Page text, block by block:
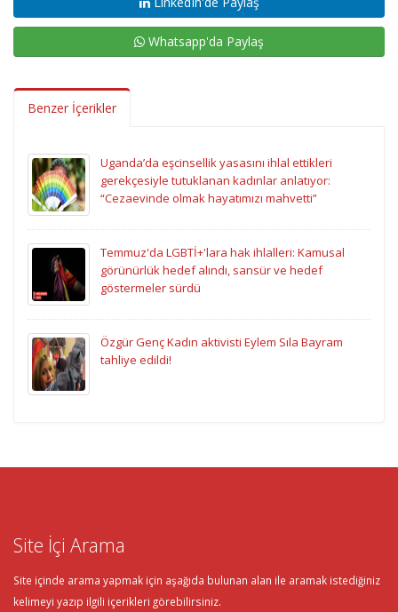
Whatsapp'da Paylaş
Benzer İçerikler
Uganda’da eşcinsellik yasasını ihlal ettikleri
gerekçesiyle tutuklanan kadınlar anlatıyor:
“Cezaevinde olmak hayatımızı mahvetti”
Temmuz'da LGBTİ+'lara hak ihlalleri: Kamusal
görünürlük hedef alındı, sansür ve hedef
göstermeler sürdü
Özgür Genç Kadın aktivisti Eylem Sıla Bayram
tahliye edildi!
Site İçi Arama
Site içinde arama yapmak için aşağıda bulunan alan ile aramak istediğiniz
kelimeyi yazıp ilgili içerikleri görebilirsiniz.